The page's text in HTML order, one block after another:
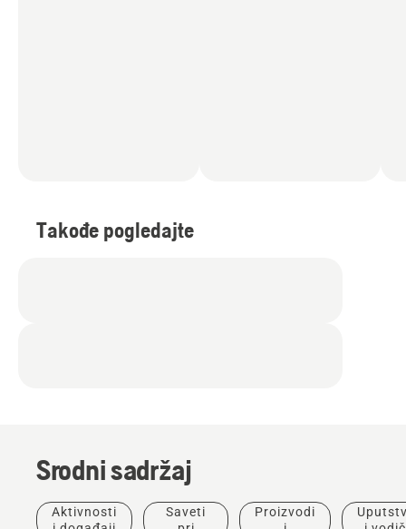
Takođe pogledajte
Srodni sadržaj
Aktivnosti
Saveti
Proizvodi